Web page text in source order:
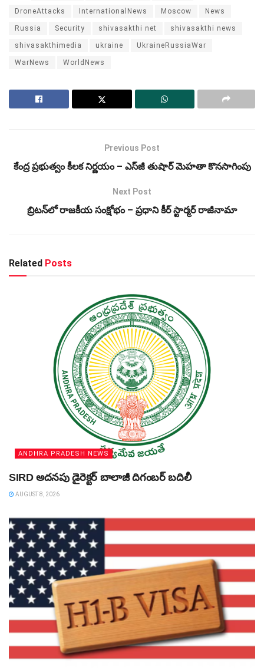
DroneAttacks InternationalNews Moscow News
Russia Security shivasakthi net shivasakthi news
shivasakthimedia ukraine UkraineRussiaWar
WarNews WorldNews
Previous Post
కేంద్ర ప్రభుత్వం కీలక నిర్ణయం – ఎస్‌జీ తుషార్ మెహతా కొనసాగింపు
Next Post
బ్రిటన్‌లో రాజకీయ సంక్షోభం – ప్రధాని కీర్ స్టార్మర్ రాజీనామా
Related Posts
ANDHRA PRADESH NEWS
SIRD అదనపు డైరెక్టర్‌ బాలాజీ దిగంబర్‌ బదిలీ
AUGUST 8, 2026